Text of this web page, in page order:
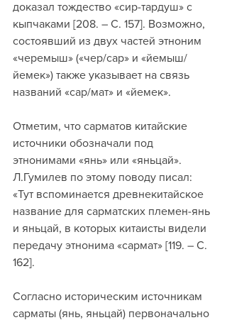
доказал тождество «сир-тардуш» с
кыпчаками [208. – С. 157]. Возможно,
состоявший из двух частей этноним
«черемыш» («чер/сар» и «йемыш/
йемек») также указывает на связь
названий «сар/мат» и «йемек».
Отметим, что сарматов китайские
источники обозначали под
этнонимами «янь» или «яньцай».
Л.Гумилев по этому поводу писал:
«Тут вспоминается древнекитайское
название для сарматских племен-янь
и яньцай, в которых китаисты видели
передачу этнонима «сармат» [119. – С.
162].
Согласно историческим источникам
сарматы (янь, яньцай) первоначально